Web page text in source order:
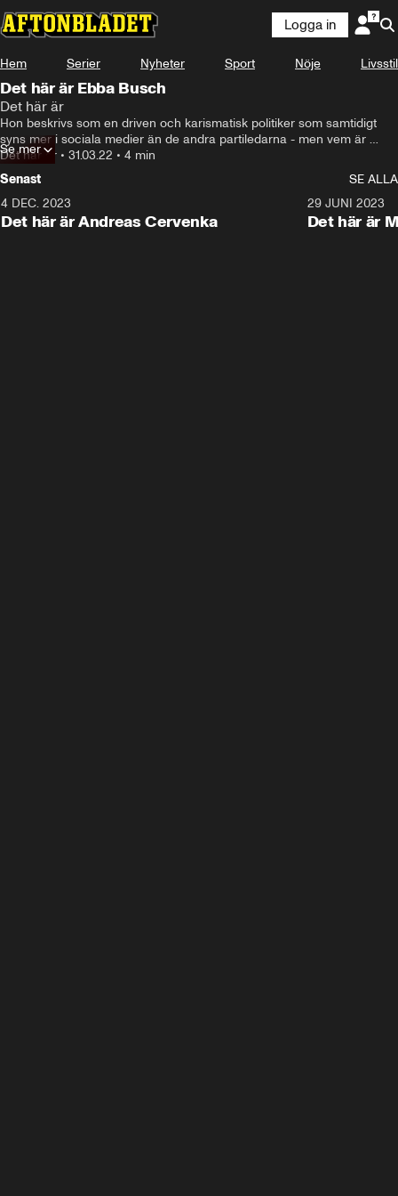
Logga in
Hem Serier Nyheter Sport Nöje Livsstil
Det här är Ebba Busch
Det här är
Hon beskrivs som en driven och karismatisk politiker som samtidigt
syns mer i sociala medier än de andra partiledarna - men vem är
egentligen Kristdemokraternas ledare Ebba Busch och hur började
hennes politiska resa?
Det här är • 31.03.22 • 4 min
Se mer
Senast
SE ALLA
4 DEC. 2023
Det här är Andreas Cervenka
29 JUNI 2023
Det här är